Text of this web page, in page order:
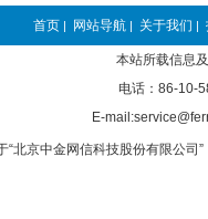
首页 | 网站导航 | 关于我们 |
本站所载信息
电话：86-10-
E-
“北京中金网信科技股份有限公司